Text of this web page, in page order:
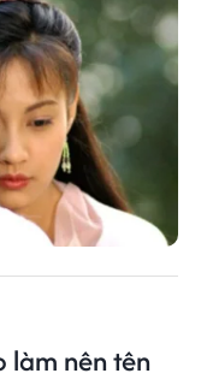
làm nên tên